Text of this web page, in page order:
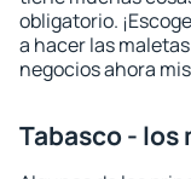
obligatorio.
a hacer las
negocios ahora
Tabasco -